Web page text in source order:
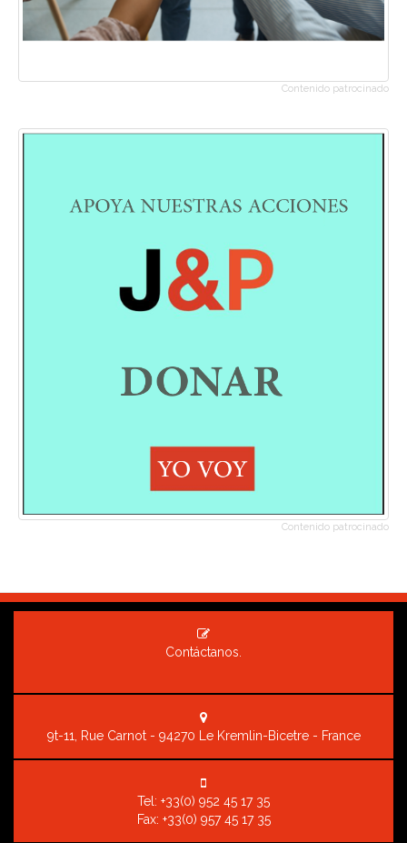
Contenido patrocinado
Contenido patrocinado
Contáctanos.
9t-11, Rue Carnot - 94270 Le Kremlin-Bicetre - France
Tel: +33(0) 952 45 17 35
Fax: +33(0) 957 45 17 35